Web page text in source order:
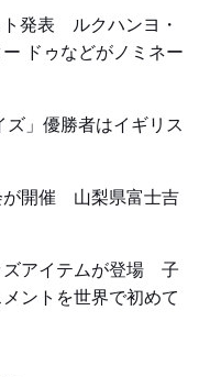
発表 ルクハンヨ・
ドゥなどがノミネー
」優勝者はイギリス
が開催 山梨県富士吉
ズアイテムが登場 子
ントを世界で初めて